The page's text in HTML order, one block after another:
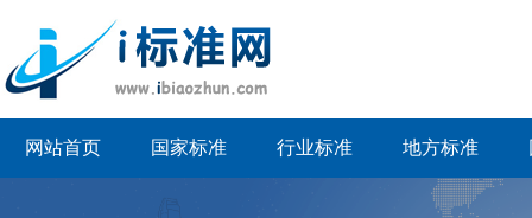
网站首页 国家标准 行业标准 地方标准